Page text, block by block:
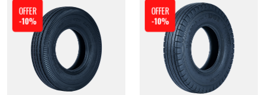
OFFER
-10%
OFFER
-10%